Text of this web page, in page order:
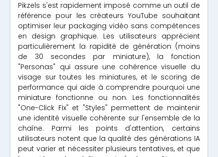
Pikzels s'est rapidement imposé comme un outil de
référence pour les créateurs YouTube souhaitant
optimiser leur packaging vidéo sans compétences
en design graphique. Les utilisateurs apprécient
particulièrement la rapidité de génération (moins
de 30 secondes par miniature), la fonction
"Personas" qui assure une cohérence visuelle du
visage sur toutes les miniatures, et le scoring de
performance qui aide à comprendre pourquoi une
miniature fonctionne ou non. Les fonctionnalités
"One-Click Fix" et "Styles" permettent de maintenir
une identité visuelle cohérente sur l'ensemble de la
chaîne. Parmi les points d'attention, certains
utilisateurs notent que la qualité des générations IA
peut varier et nécessiter plusieurs tentatives, et que